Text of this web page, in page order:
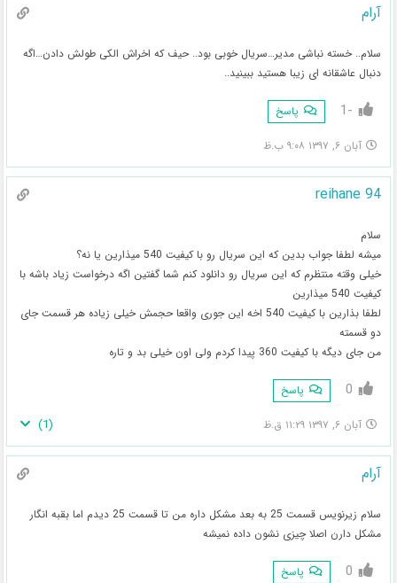
آرام
سلام.. خسته نباشی مدیر…سریال خوبی بود.. حیف که اخراش الکی طولش دادن…اگه
دنبال عاشقانه ای زیبا هستید ببینید..
-1 پاسخ
آبان ۶, ۱۳۹۷ ۹:۰۸ ب.ظ
reihane 94
سلام
میشه لطفا جواب بدین که این سریال رو با کیفیت 540 میذارین یا نه؟
خیلی وقته منتظرم که این سریال رو دانلود کنم شما گفتین اگه درخواست زیاد باشه با
کیفیت 540 میذارین
لطفا بذارین با کیفیت 540 اخه این جوری واقعا حجمش خیلی زیاده هر قسمت جای
دو قسمته
من جای دیگه با کیفیت 360 پیدا کردم ولی اون خیلی بد و تاره
0 پاسخ
آبان ۶, ۱۳۹۷ ۱۱:۲۹ ق.ظ (
1
)
آرام
سلام زیرنویس قسمت 25 به بعد مشکل داره من تا قسمت 25 دیدم اما بقبه انگار
مشکل دارن اصلا چیزی نشون داده نمیشه
0 پاسخ